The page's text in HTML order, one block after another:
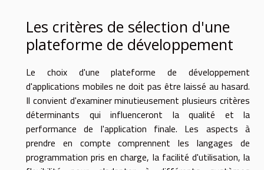
Les critères de sélection d'une
plateforme de développement
Le choix d'une plateforme de développement
d'applications mobiles ne doit pas être laissé au hasard.
Il convient d'examiner minutieusement plusieurs critères
déterminants qui influenceront la qualité et la
performance de l'application finale. Les aspects à
prendre en compte comprennent les langages de
programmation pris en charge, la facilité d'utilisation, la